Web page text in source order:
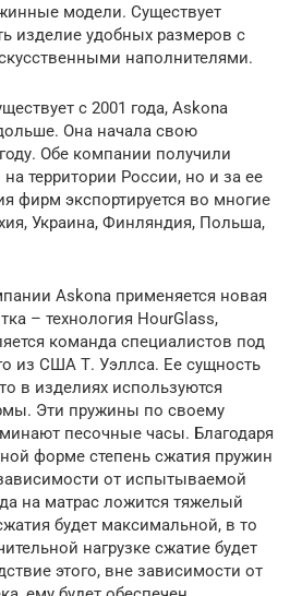
модели. Существует
изделие удобных размеров с
наполнителями.
с 2001 года, Askona
Она начала свою
Обе компании получили
территории России, но и за ее
фирм экспортируется во многие
Украина, Финляндия, Польша,
Askona применяется новая
– технология HourGlass,
команда специалистов под
из США Т. Уэллса. Ее сущность
в изделиях используются
Эти пружины по своему
песочные часы. Благодаря
форме степень сжатия пружин
от испытываемой
на матрас ложится тяжелый
будет максимальной, в то
нагрузке сжатие будет
этого, вне зависимости от